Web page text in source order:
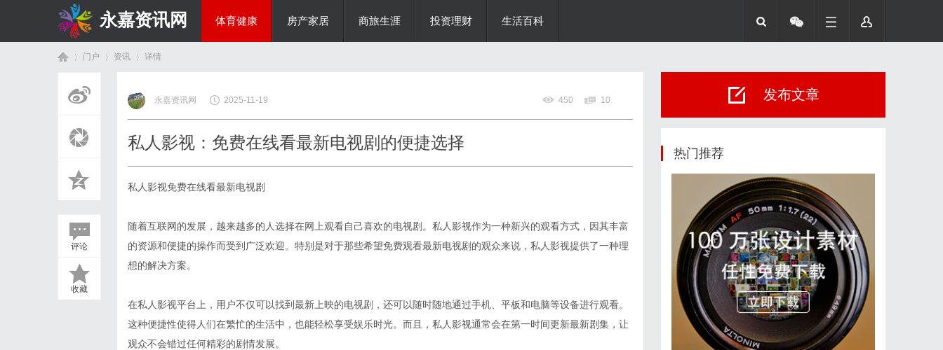
永嘉资讯网 体育健康 房产家居 商旅生涯 投资理财 生活百科
门户 资讯
›
详情
评论
收藏
永嘉资讯网 2025-11-19 450 10
私人影视：免费在线看最新电视剧的便捷选择
私人影视免费在线看最新电视剧
随着互联网的发展，越来越多的人选择在网上观看自己喜欢的电视剧。私人影视作为一种新兴的观看方式，因其丰富
的资源和便捷的操作而受到广泛欢迎。特别是对于那些希望免费观看最新电视剧的观众来说，私人影视提供了一种理
想的解决方案。
在私人影视平台上，用户不仅可以找到最新上映的电视剧，还可以随时随地通过手机、平板和电脑等设备进行观看。
这种便捷性使得人们在繁忙的生活中，也能轻松享受娱乐时光。而且，私人影视通常会在第一时间更新最新剧集，让
观众不会错过任何精彩的剧情发展。
发布文章
热门推荐